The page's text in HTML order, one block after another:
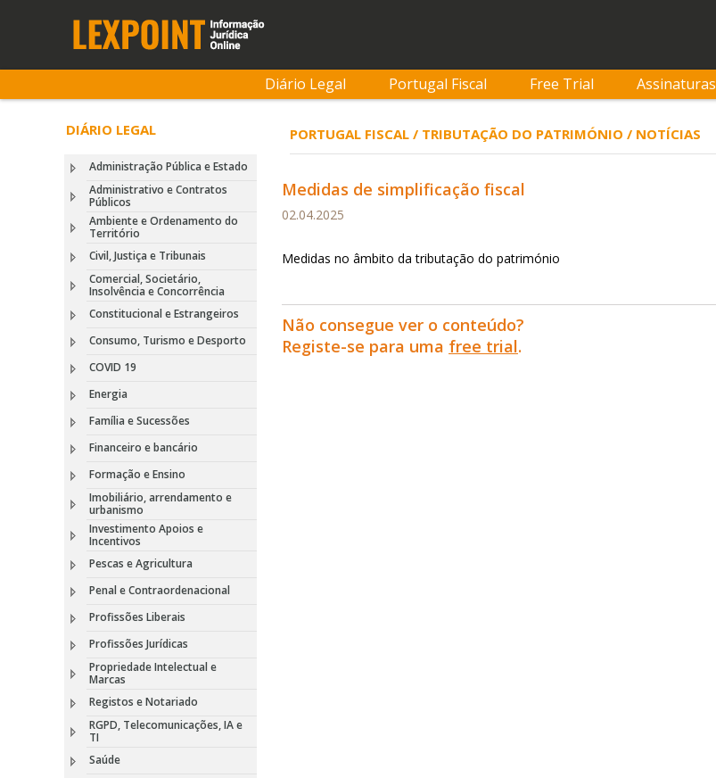
Diário Legal Portugal Fiscal Free Trial Assinaturas
DIÁRIO LEGAL
Administração Pública e Estado
Administrativo e Contratos
Públicos
Ambiente e Ordenamento do
Território
Civil, Justiça e Tribunais
Comercial, Societário,
Insolvência e Concorrência
Constitucional e Estrangeiros
Consumo, Turismo e Desporto
COVID 19
Energia
Família e Sucessões
Financeiro e bancário
Formação e Ensino
Imobiliário, arrendamento e
urbanismo
Investimento Apoios e
Incentivos
Pescas e Agricultura
Penal e Contraordenacional
Profissões Liberais
Profissões Jurídicas
Propriedade Intelectual e
Marcas
Registos e Notariado
RGPD, Telecomunicações, IA e
TI
Saúde
PORTUGAL FISCAL / TRIBUTAÇÃO DO PATRIMÓNIO / NOTÍCIAS
Medidas de simplificação fiscal
02.04.2025
Medidas no âmbito da tributação do património
Não consegue ver o conteúdo?
Registe-se para uma free trial.